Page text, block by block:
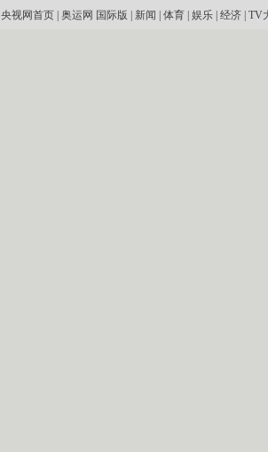
央视网首页| 奥运网 国际版 新闻 体育| 娱乐| 经济| TV